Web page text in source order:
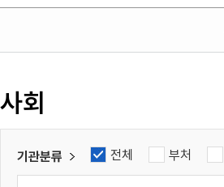
사회
기관분류 전체 부처
검색